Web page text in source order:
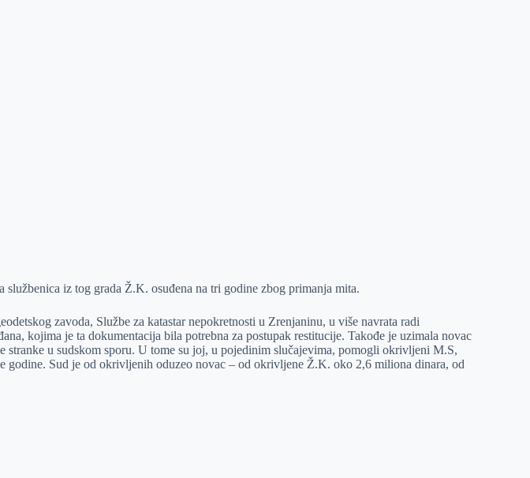
iz tog grada Ž.K. osuđena na tri godine zbog primanja mita.
zavoda, Službe za katastar nepokretnosti u Zrenjaninu, u više navrata radi
kojima je ta dokumentacija bila potrebna za postupak restitucije. Takođe je uzimala novac
stranke u sudskom sporu. U tome su joj, u pojedinim slučajevima, pomogli okrivljeni M.S,
Sud je od okrivljenih oduzeo novac – od okrivljene Ž.K. oko 2,6 miliona dinara, od